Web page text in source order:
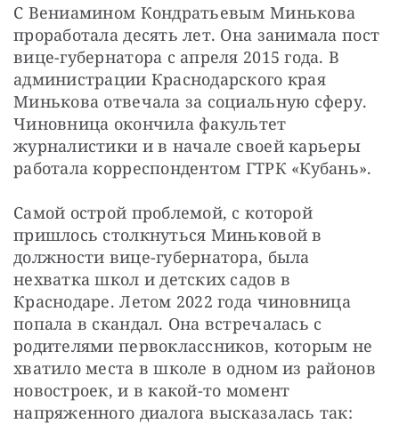
С Вениамином Кондратьевым Минькова
проработала десять лет. Она занимала пост
вице-губернатора с апреля 2015 года. В
администрации Краснодарского края
Минькова отвечала за социальную сферу.
Чиновница окончила факультет
журналистики и в начале своей карьеры
работала корреспондентом ГТРК «Кубань».
Самой острой проблемой, с которой
пришлось столкнуться Миньковой в
должности вице-губернатора, была
нехватка школ и детских садов в
Краснодаре. Летом 2022 года чиновница
попала в скандал. Она встречалась с
родителями первоклассников, которым не
хватило места в школе в одном из районов
новостроек, и в какой-то момент
напряженного диалога высказалась так: